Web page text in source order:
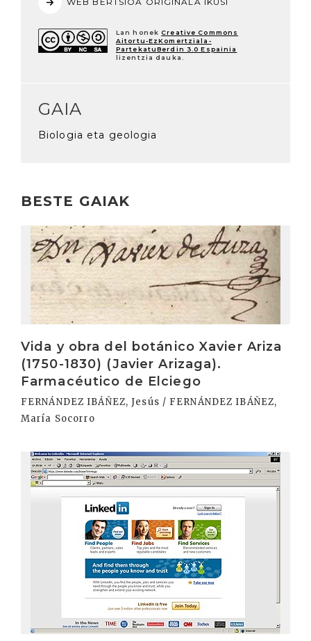
Lan honek Creative Commons
Aitortu-EzKomertziala-
PartekatuBerdin 3.0 Espainia
lizentzia dauka.
GAIA
Biologia eta geologia
BESTE GAIAK
Vida y obra del botánico Xavier Ariza
(1750-1830) (Javier Arizaga).
Farmacéutico de Elciego
FERNÁNDEZ IBÁÑEZ, Jesús / FERNÁNDEZ IBÁÑEZ,
María Socorro
Irakurri
Irakurri